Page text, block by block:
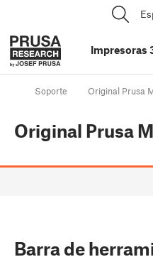
Impresoras
Soporte Original Prusa
Original Prusa
Barra de